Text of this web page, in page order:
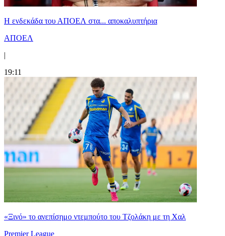
Η ενδεκάδα του ΑΠΟΕΛ στα... αποκαλυπτήρια
ΑΠΟΕΛ
|
19:11
«Ξινό» το ανεπίσημο ντεμπούτο του Τζολάκη με τη Χαλ
Premier League